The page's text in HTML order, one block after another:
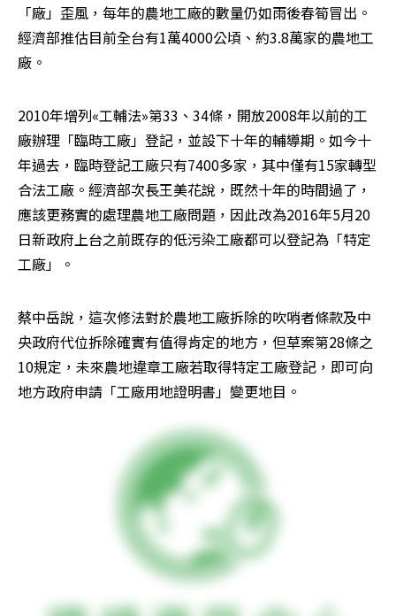
「廠」歪風，每年的農地工廠的數量仍如雨後春筍冒出。
經濟部推估目前全台有1萬4000公頃、約3.8萬家的農地工
廠。
2010年增列«工輔法»第33、34條，開放2008年以前的工
廠辦理「臨時工廠」登記，並設下十年的輔導期。如今十
年過去，臨時登記工廠只有7400多家，其中僅有15家轉型
合法工廠。經濟部次長王美花說，既然十年的時間過了，
應該更務實的處理農地工廠問題，因此改為2016年5月20
日新政府上台之前既存的低污染工廠都可以登記為「特定
工廠」。
蔡中岳說，這次修法對於農地工廠拆除的吹哨者條款及中
央政府代位拆除確實有值得肯定的地方，但草案第28條之
10規定，未來農地違章工廠若取得特定工廠登記，即可向
地方政府申請「工廠用地證明書」變更地目。